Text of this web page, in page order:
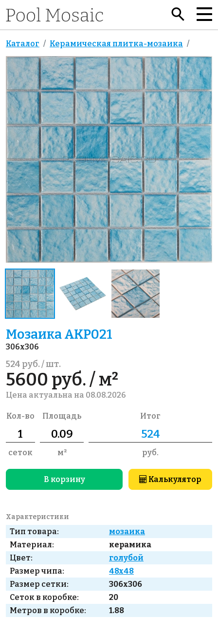
Каталог Керамическая плитка-мозаика
Мозаика AKP021
306x306
524 руб. / шт.
5600 руб. / м²
Цена актуальна на 08.08.2026
Кол-во
сеток
Площадь
м²
Итог
руб.
В корзину Калькулятор
Характеристики
Тип товара:
мозаика
Материал:
керамика
Цвет:
голубой
Размер чипа:
48x48
Размер сетки:
306x306
Сеток в коробке:
20
Метров в коробке:
1.88